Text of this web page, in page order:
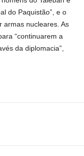
do Paquistão”, e o
armas nucleares. As
“continuarem a
da diplomacia”,